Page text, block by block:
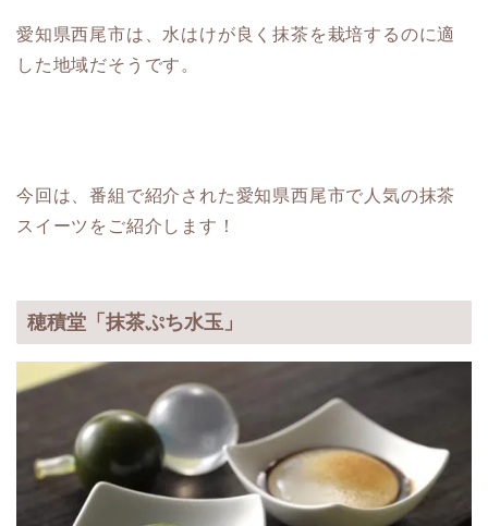
愛知県西尾市は、水はけが良く抹茶を栽培するのに適
した地域だそうです。
今回は、番組で紹介された愛知県西尾市で人気の抹茶
スイーツをご紹介します！
穂積堂「抹茶ぷち水玉」